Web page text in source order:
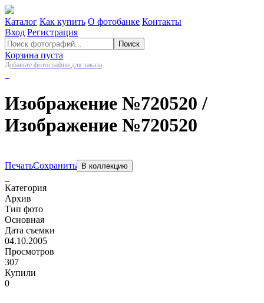
Каталог Как купить О фотобанке Контакты
Вход Регистрация
Поиск
Корзина пуста
Добавьте фотографии для заказа
Изображение №720520/
Изображение №720520
ПечатьСохранить В коллекцию
Категория
Архив
Тип фото
Основная
Дата съемки
04.10.2005
Просмотров
307
Купили
0